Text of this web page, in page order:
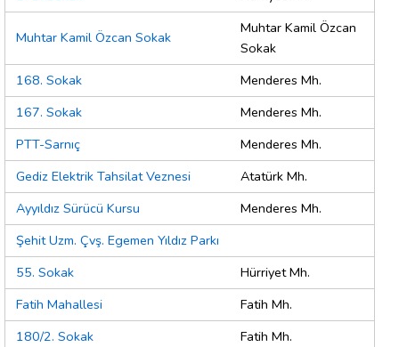
Muhtar Kamil Özcan Sokak
Muhtar Kamil Özcan
Sokak
168. Sokak
Menderes Mh.
167. Sokak
Menderes Mh.
PTT-Sarnıç
Menderes Mh.
Gediz Elektrik Tahsilat Veznesi
Atatürk Mh.
Ayyıldız Sürücü Kursu
Menderes Mh.
Şehit Uzm. Çvş. Egemen Yıldız Parkı
55. Sokak
Hürriyet Mh.
Fatih Mahallesi
Fatih Mh.
180/2. Sokak
Fatih Mh.